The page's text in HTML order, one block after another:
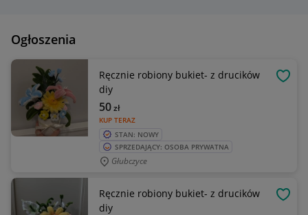
Ogłoszenia
Ręcznie robiony bukiet- z drucików
diy
KUP TERAZ
50zł
STAN: NOWY
SPRZEDAJĄCY: OSOBA PRYWATNA
Głubczyce
Ręcznie robiony bukiet- z drucików
diy